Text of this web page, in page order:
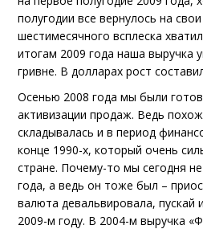
полугодии все вернулось на
шестимесячного всплеска
итогам 2009 года наша выручка
гривне. В долларах рост
Осенью 2008 года мы были
активизации продаж. Ведь
складывалась и в период
конце 1990-х, который очень
стране. Почему-то мы сегодня
года, а ведь он тоже был –
валюта девальвировала, пускай
2009-м году. В 2004-м выручка